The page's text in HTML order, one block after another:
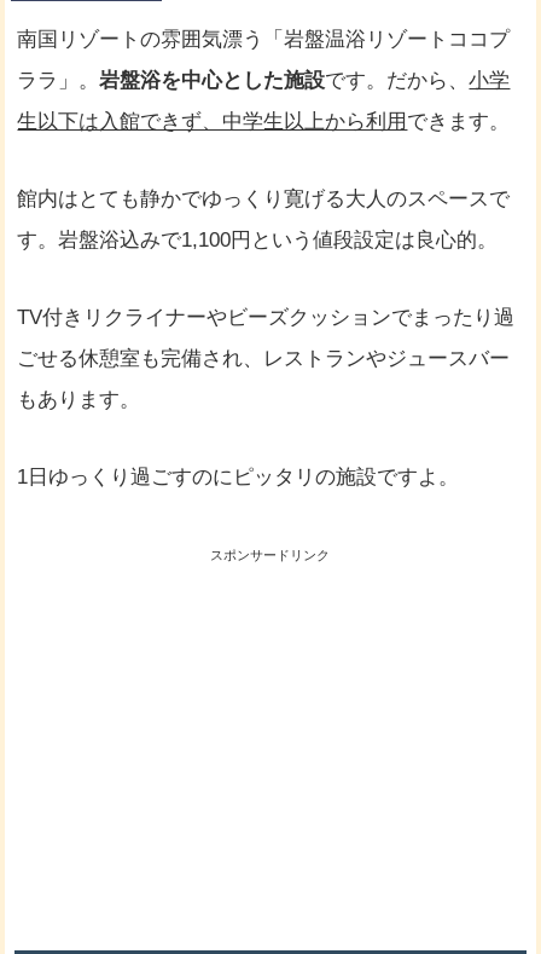
南国リゾートの雰囲気漂う「岩盤温浴リゾートココプ
ララ」。岩盤浴を中心とした施設です。だから、小学
生以下は入館できず、中学生以上から利用 できます。
館内はとても静かでゆっくり寛げる大人のスペースで
す。岩盤浴込みで1,100円という値段設定は良心的。
TV付きリクライナーやビーズクッションでまったり過
ごせる休憩室も完備され、レストランやジュースバー
もあります。
1日ゆっくり過ごすのにピッタリの施設ですよ。
スポンサードリンク